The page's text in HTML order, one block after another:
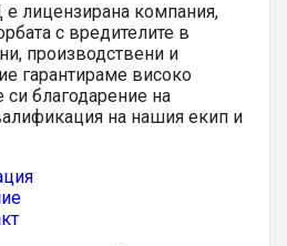
компания,
с вредителите в
производствени и
гарантираме високо
си благодарение на
на нашия екип и